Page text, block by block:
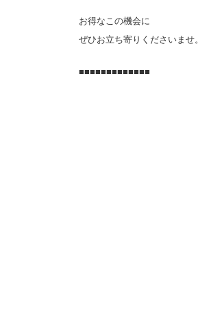
お得なこの機会に
ぜひお立ち寄りくださいませ。
■■■■■■■■■■■■■